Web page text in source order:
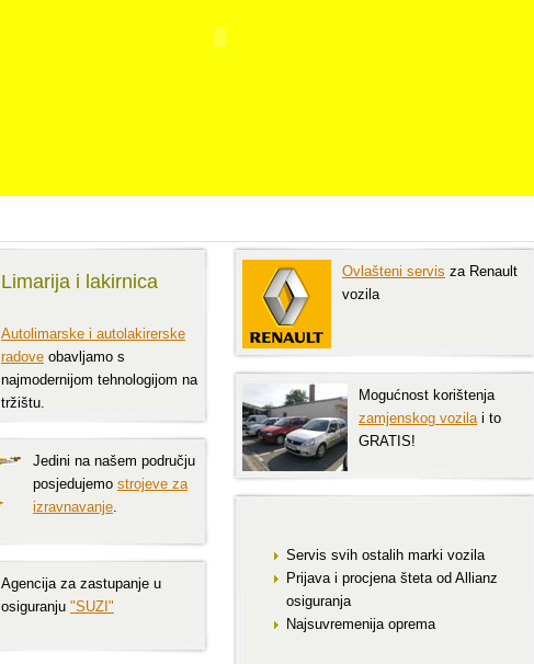
Limarija i lakirnica
Autolimarske i autolakirerske
radove obavljamo s
najmodernijom tehnologijom na
tržištu.
Jedini na našem području
posjedujemo strojeve za
izravnavanje.
Agencija za zastupanje u
osiguranju "SUZI"
Ovlašteni servis za Renault
vozila
Mogućnost korištenja
zamjenskog vozilai to
GRATIS!
Servis svih ostalih marki vozila
Prijava i procjena šteta od Allianz
osiguranja
Najsuvremenija oprema